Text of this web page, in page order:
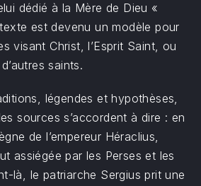
dédié à la Mère de Dieu «
est devenu un modèle pour
visant Christ, l’Esprit Saint, ou
d’autres saints.
légendes et hypothèses,
sources s’accordent à dire : en
de l’empereur Héraclius,
assiégée par les Perses et les
là, le patriarche Sergius prit une